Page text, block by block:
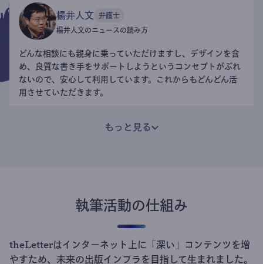
楊井人文 弁護士
楊井人文のニュースの読み方
どんな相談にも親身に乗っていただけますし、デザインを含
め、良質な書き手をサポートしようというコンセプトがぶれ
ないので、安心して利用しています。これからもどんどん活
用させていただきます。
もっと見る
執筆活動の仕組み
theLetterはインターネット上に「深い」コンテンツを増
やすため、未来の出版インフラを目指して生まれました。